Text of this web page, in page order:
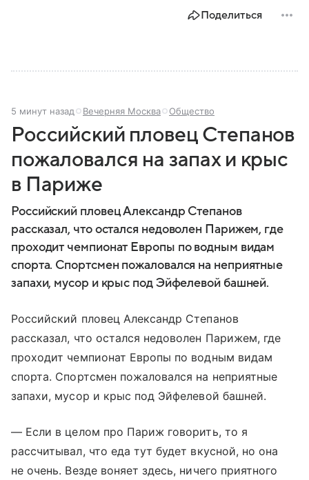
Поделиться
5 минут назад Вечерняя Москва Общество
Российский пловец Степанов
пожаловался на запах и крыс
в Париже
Российский пловец Александр Степанов
рассказал, что остался недоволен Парижем, где
проходит чемпионат Европы по водным видам
спорта. Спортсмен пожаловался на неприятные
запахи, мусор и крыс под Эйфелевой башней.
Российский пловец Александр Степанов
рассказал, что остался недоволен Парижем, где
проходит чемпионат Европы по водным видам
спорта. Спортсмен пожаловался на неприятные
запахи, мусор и крыс под Эйфелевой башней.
— Если в целом про Париж говорить, то я
рассчитывал, что еда тут будет вкусной, но она
не очень. Везде воняет здесь, ничего приятного